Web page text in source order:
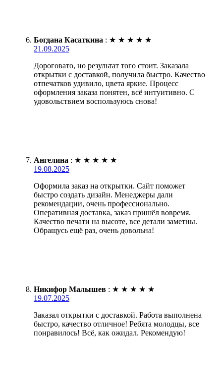
Богдана Касаткина : ★ ★ ★ ★ ★
21.09.2025
Дороговато, но результат того стоит. Заказала
открытки с доставкой, получила быстро. Качество
отпечатков удивило, цвета яркие. Процесс
оформления заказа понятен, всё интуитивно. С
удовольствием воспользуюсь снова!
Ангелина : ★ ★ ★ ★ ★
19.08.2025
Оформила заказ на открытки. Сайт поможет
быстро создать дизайн. Менеджеры дали
рекомендации, очень профессионально.
Оперативная доставка, заказ пришёл вовремя.
Качество печати на высоте, все детали заметны.
Обращусь ещё раз, очень довольна!
Никифор Малышев : ★ ★ ★ ★ ★
19.07.2025
Заказал открытки с доставкой. Работа выполнена
быстро, качество отличное! Ребята молодцы, все
понравилось! Всё, как ожидал. Рекомендую!